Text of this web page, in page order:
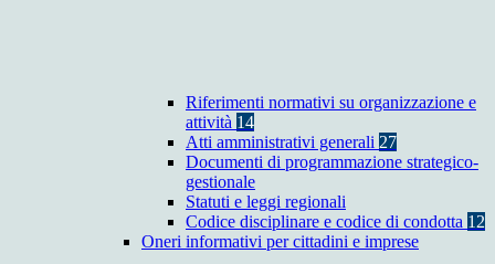
Riferimenti normativi su organizzazione e
attività 14
Atti amministrativi generali 27
Documenti di programmazione strategico-
gestionale
Statuti e leggi regionali
Codice disciplinare e codice di condotta 12
Oneri informativi per cittadini e imprese